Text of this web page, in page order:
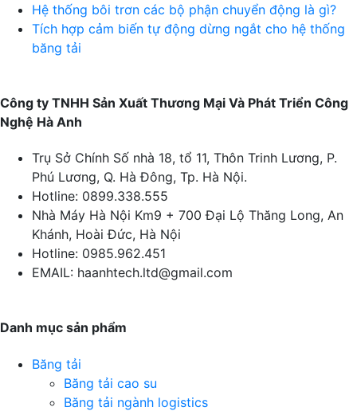
Hệ thống bôi trơn các bộ phận chuyển động là gì?
Tích hợp cảm biến tự động dừng ngắt cho hệ thống
băng tải
Công ty TNHH Sản Xuất Thương Mại Và Phát Triển Công
Nghệ Hà Anh
Trụ Sở Chính Số nhà 18, tổ 11, Thôn Trinh Lương, P.
Phú Lương, Q. Hà Đông, Tp. Hà Nội.
Hotline: 0899.338.555
Nhà Máy Hà Nội Km9 + 700 Đại Lộ Thăng Long, An
Khánh, Hoài Đức, Hà Nội
Hotline: 0985.962.451
EMAIL: haanhtech.ltd@gmail.com
Danh mục sản phẩm
Băng tải
Băng tải cao su
Băng tải ngành logistics